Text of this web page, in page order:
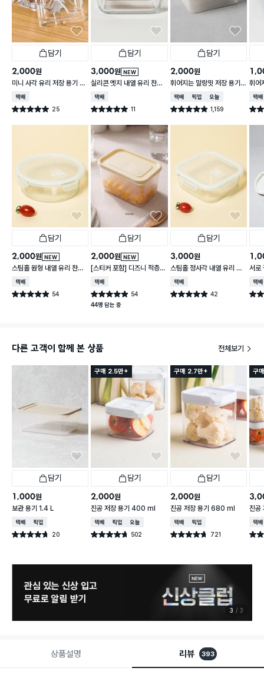
담기
2,000원
미니 사각 유리 저장 용기 13
0 ml
택배배송
별점 5.0점 25
건 작성
담기
NEW
3,000원
실리콘 엣지 내열 유리 찬통
550 ml
택배배송
별점 5.0점 11
건 작성
담기
2,000원
휘어지는 말랑핏 저장 용기
2 L 그레이
택배배송매장픽업오늘배송
별점 4.9점 1,159
건 작성
휘어
택배
별점
담기
NEW
2,000원
스팀홀 원형 내열 유리 찬통
1 L
택배배송
별점 4.9점 54
건 작성
담기
NEW
2,000원
[스티커 포함] 디즈니 적층
가능한 말랑핏 2.7 L 아이보
택배배송
별점 4.9점 54
건 작성
44명 담는 중
담기
3,000원
스팀홀 정사각 내열 유리 찬
통 1.2 L
택배배송
별점 4.9점 42
건 작성
서로
2
택배
별점
다른 고객이 함께 본 상품 전체보기
담기
1,000원
보관 용기 1.4 L
택배배송매장픽업
별점 4.7점 20
건 작성
구매 2.5만+
담기
2,000원
진공 저장 용기 400 ml
택배배송매장픽업오늘배송
별점 4.7점 502
건 작성
구매 2.7만+
담기
2,000원
진공 저장 용기 680 ml
택배배송매장픽업
별점 4.7점 721
건 작성
구
진공
택배
별점
관심 있는 신상 입고
무료로 알림 받기
3 3
상품설명 리뷰 393